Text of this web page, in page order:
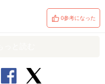
0参考になった